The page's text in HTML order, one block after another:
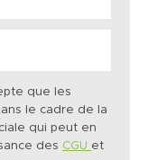
que les
le cadre de la
qui peut en
des CGU et